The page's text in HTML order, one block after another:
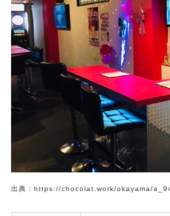
出典：https://chocolat.work/okayama/